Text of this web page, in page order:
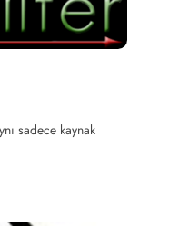
sadece kaynak